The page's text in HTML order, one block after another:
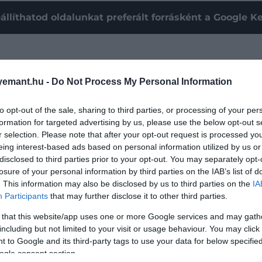
- Do Not Process My Personal Information
opt-out of the sale, sharing to third parties, or processing of your
for targeted advertising by us, please use the below opt-out
selection. Please note that after your opt-out request is processed
interest-based ads based on personal information utilized by us
to third parties prior to your opt-out. You may separately
of your personal information by third parties on the IAB’s list of
This information may also be disclosed by us to third parties on the
Participants that may further disclose it to other third parties.
that this website/app uses one or more Google services and may
but not limited to your visit or usage behaviour. You may
to Google and its third-party tags to use your data for below
consent section.
oldalunkat preferált forrásként a Google
írta a 20. század elején. Céljuk azonban nem
tervük volt: az egész matematikát egyetlen,